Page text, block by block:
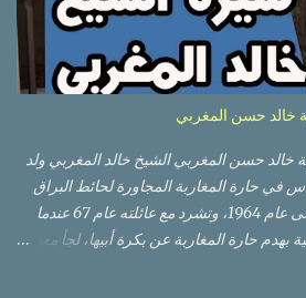
على تلة حارات البلدة القديمة – القدس
العتيقة كما هي اليوم يشمل المسجد الأقصى: قبة الصخرة المشرفة، (ذات
موقع القلب بالنسبة للمسجد الأقصى
(ويستخدم الآن كمصلى للنساء يوم الجمعة). المصلى القِبلِي (المسجد
ذي القبة الرصاصية السوداء، والواقع أ...
خالد حسن المغربي
خالد حسن المغربي الشيخ خالد المغربي ولد
في حارة المغاربة المجاورة لحائط البراق
السور الغربي للمسجد الأقصى عام 1964، وتشرد مع عائلته عام 67 عندما
بهدم حارة المغاربة عن بكرة أبيها، لجأ معهم